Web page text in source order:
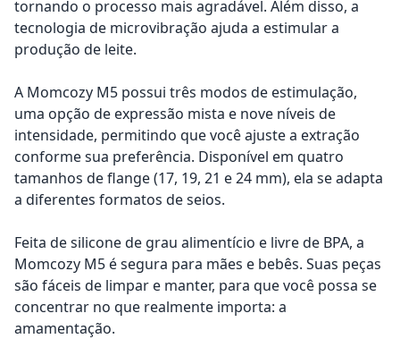
tornando o processo mais agradável. Além disso, a
tecnologia de microvibração ajuda a estimular a
produção de leite.
A Momcozy M5 possui três modos de estimulação,
uma opção de expressão mista e nove níveis de
intensidade, permitindo que você ajuste a extração
conforme sua preferência. Disponível em quatro
tamanhos de flange (17, 19, 21 e 24 mm), ela se adapta
a diferentes formatos de seios.
Feita de silicone de grau alimentício e livre de BPA, a
Momcozy M5 é segura para mães e bebês. Suas peças
são fáceis de limpar e manter, para que você possa se
concentrar no que realmente importa: a
amamentação.